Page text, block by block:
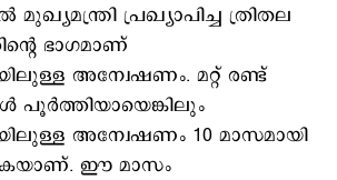
പ്രഖ്യാപിച്ച ത്രിതല
ഭാഗമാണ്
അന്വേഷണം. മറ്റ് രണ്ട്
അന്വേഷണം 10 മാസമായി
ഈ മാസം